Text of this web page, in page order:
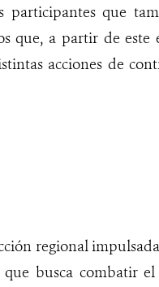
participantes que
que, a partir de este
acciones de
regional
busca combatir